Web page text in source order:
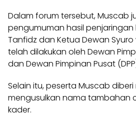
Dalam forum tersebut, Muscab
pengumuman hasil
Tanfidz dan Ketua Dewan
telah dilakukan oleh Dewan
dan Dewan Pimpinan Pusat
Selain itu, peserta Muscab
mengusulkan nama tambahan
kader.